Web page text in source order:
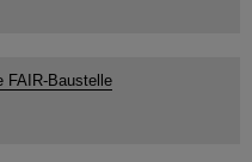
FAIR-Baustelle